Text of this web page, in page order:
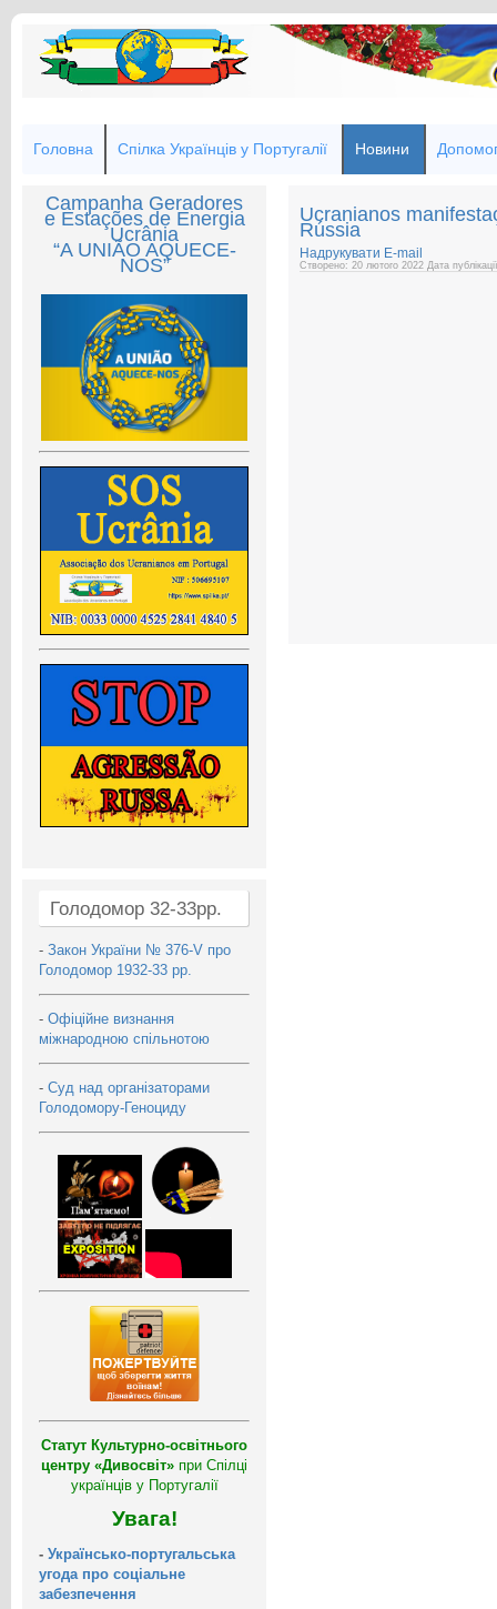
Головна Спілка Українців у Португалії Новини
Campanha Geradores
e Estações de Energia
Ucrânia
“A UNIÃO AQUECE-
NOS”
Голодомор 32-33рр.
- Закон України № 376-V про
Голодомор 1932-33 рр.
- Офіційне визнання
міжнародною спільнотою
- Суд над організаторами
Голодомору-Геноциду
Статут Культурно-освітнього
центру «Дивосвіт» при Спілці
українців у Португалії
Увага!
- Українсько-португальська
угода про соціальне
забезпечення
Ucranianos
Rússia
Надрукувати E-mail
Створено: 20 лютого 2022 Дата